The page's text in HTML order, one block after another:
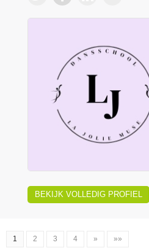
BEKIJK VOLLEDIG PROFIEL
1 2 3 4 » »»